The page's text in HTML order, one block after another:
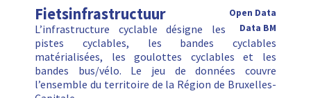
Fietsinfrastructuur
Open Data
Data BM
L’infrastructure cyclable désigne les
pistes cyclables, les bandes cyclables
matérialisées, les goulottes cyclables et les
bandes bus/vélo. Le jeu de données couvre
l’ensemble du territoire de la Région de Bruxelles-